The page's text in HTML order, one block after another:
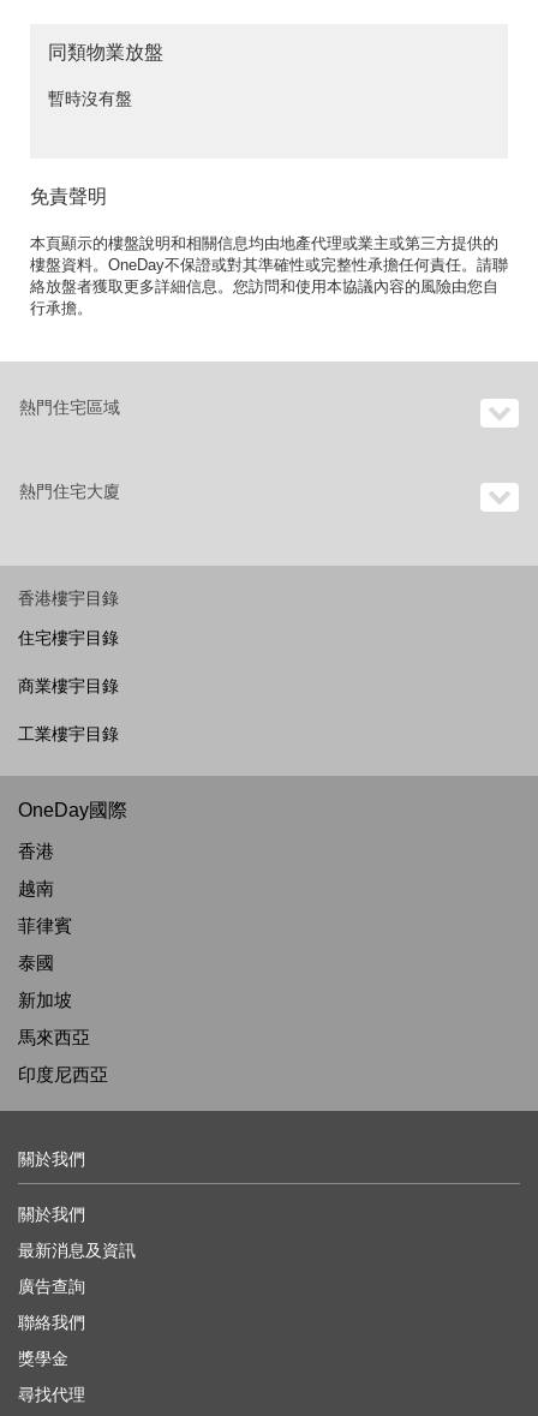
同類物業放盤
暫時沒有盤
免責聲明
本頁顯示的樓盤說明和相關信息均由地產代理或業主或第三方提供的
樓盤資料。OneDay不保證或對其準確性或完整性承擔任何責任。請聯
絡放盤者獲取更多詳細信息。您訪問和使用本協議內容的風險由您自
行承擔。
熱門住宅區域
熱門住宅大廈
香港樓宇目錄
住宅樓宇目錄
商業樓宇目錄
工業樓宇目錄
OneDay國際
香港
越南
菲律賓
泰國
新加坡
馬來西亞
印度尼西亞
關於我們
關於我們
最新消息及資訊
廣告查詢
聯絡我們
獎學金
尋找代理